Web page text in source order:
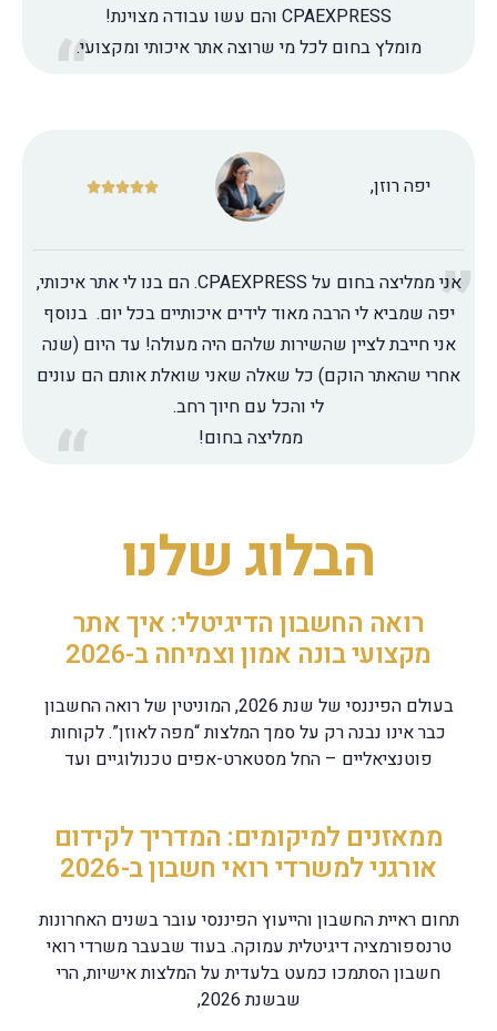
CPAEXPRESS והם עשו עבודה מצוינת!
מומלץ בחום לכל מי שרוצה אתר איכותי ומקצועי.
יפה רוזן, 




אני ממליצה בחום על CPAEXPRESS. הם בנו לי אתר איכותי,
יפה שמביא לי הרבה מאוד לידים איכותיים בכל יום. בנוסף
אני חייבת לציין שהשירות שלהם היה מעולה! עד היום (שנה
אחרי שהאתר הוקם) כל שאלה שאני שואלת אותם הם עונים
לי והכל עם חיוך רחב.
ממליצה בחום!
הבלוג שלנו
רואה החשבון הדיגיטלי: איך אתר
מקצועי בונה אמון וצמיחה ב-2026
בעולם הפיננסי של שנת 2026, המוניטין של רואה החשבון
כבר אינו נבנה רק על סמך המלצות “מפה לאוזן”. לקוחות
פוטנציאליים – החל מסטארט-אפים טכנולוגיים ועד
ממאזנים למיקומים: המדריך לקידום
אורגני למשרדי רואי חשבון ב-2026
תחום ראיית החשבון והייעוץ הפיננסי עובר בשנים האחרונות
טרנספורמציה דיגיטלית עמוקה. בעוד שבעבר משרדי רואי
חשבון הסתמכו כמעט בלעדית על המלצות אישיות, הרי
שבשנת 2026,